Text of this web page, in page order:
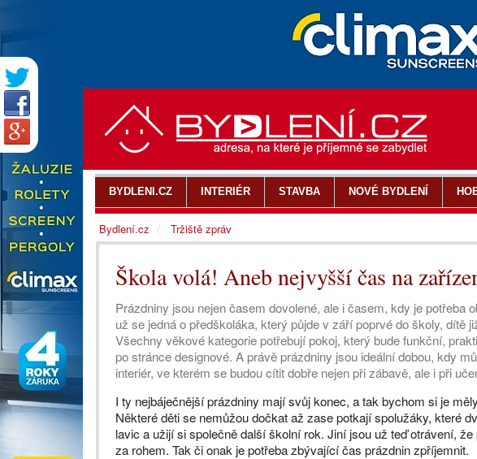
Škola volá! Aneb nejvyšší čas na
Prázdniny jsou nejen časem dovolené, ale i časem, kdy je potřeba
už se jedná o předškoláka, který půjde v září poprvé do školy, dítě
Všechny věkové kategorie potřebují pokoj, který bude funkční,
po stránce designové. A právě prázdniny jsou ideální dobou, kdy
interiér, ve kterém se budou cítit dobře nejen při zábavě, ale i při
I ty nejbáječnější prázdniny mají svůj konec, a tak bychom si je
Některé děti se nemůžou dočkat až zase potkají spolužáky, které
lavic a užijí si společně další školní rok. Jiní jsou už teď otrávení,
za rohem. Tak či onak je potřeba zbývající čas prázdnin zpříjemnit.
BYDLENI.CZ INTERIÉR STAVBA NOVÉ BYDLENÍ
Bydlení.cz Tržiště zpráv